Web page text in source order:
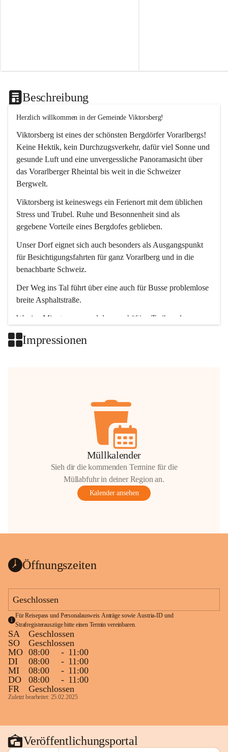
Beschreibung
Herzlich willkommen in der Gemeinde Viktorsberg!
Viktorsberg ist eines der schönsten Bergdörfer Vorarlbergs!
Keine Hektik, kein Durchzugsverkehr, dafür viel Sonne und
gesunde Luft und eine unvergessliche Panoramasicht über
das Vorarlberger Rheintal bis weit in die Schweizer
Bergwelt.
Viktorsberg ist keineswegs ein Ferienort mit dem üblichen
Stress und Trubel. Ruhe und Besonnenheit sind als
gegebene Vorteile eines Bergdofes geblieben.
Unser Dorf eignet sich auch besonders als Ausgangspunkt
für Besichtigungsfahrten für ganz Vorarlberg und in die
benachbarte Schweiz.
Der Weg ins Tal führt über eine auch für Busse problemlose
breite Asphaltstraße.
Wenige Minuten nur, und das geschäftige Treiben der
Impressionen
Müllkalender
Sieh dir die kommenden Termine für die
Müllabfuhr in deiner Region an.
Kalender ansehen
Öffnungszeiten
Geschlossen
Für Reisepass und Personalausweis Anträge sowie Austria-ID und
Strafregisterauszüge bitte einen Termin vereinbaren.
SA
Geschlossen
SO
Geschlossen
MO 08:00 - 11:00
DI
08:00 - 11:00
MI
08:00 - 11:00
DO
08:00 - 11:00
FR
Geschlossen
Zuletzt bearbeitet: 25.02.2025
Veröffentlichungsportal